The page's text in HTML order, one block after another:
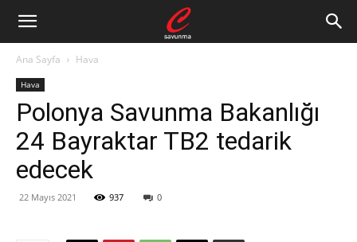
Ana Sayfa Hava
Hava
Polonya Savunma Bakanlığı
24 Bayraktar TB2 tedarik
edecek
22 Mayıs 2021 937 0